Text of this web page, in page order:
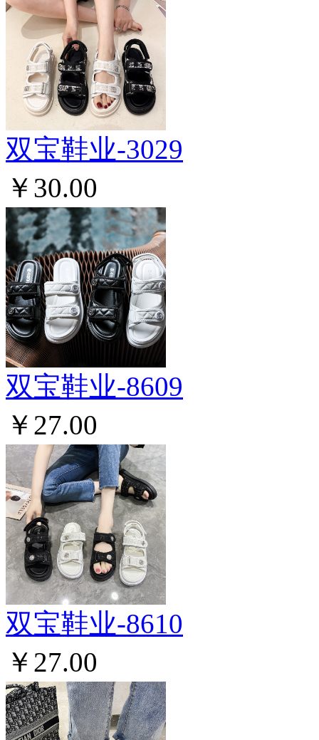
双宝鞋业-3029
￥30.00
双宝鞋业-8609
￥27.00
双宝鞋业-8610
￥27.00